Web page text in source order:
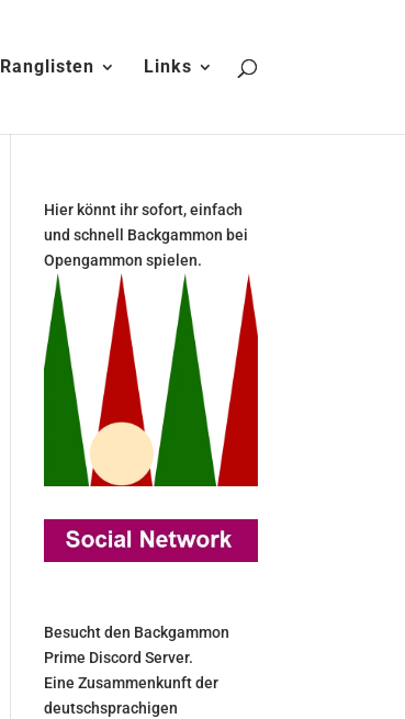
Ranglisten Links
Hier könnt ihr sofort, einfach
und schnell Backgammon bei
Opengammon spielen.
Besucht den Backgammon
Prime Discord Server.
Eine Zusammenkunft der
deutschsprachigen